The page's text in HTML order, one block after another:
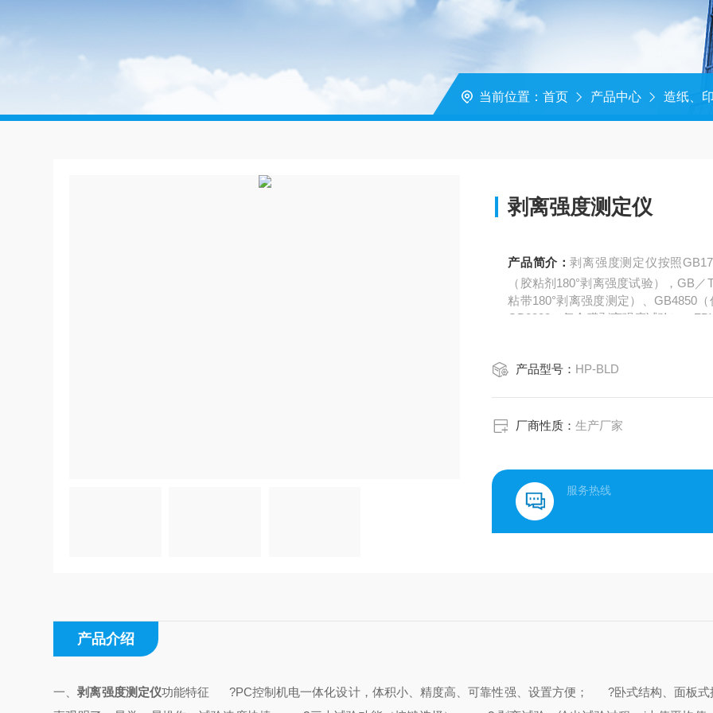
当前位置： 首页 产品中心 造纸、
剥离强度测定仪
产品简介：剥离强度测定仪按照
（胶粘剂180°剥离强度试验），GB
粘带180°剥离强度测定）、GB4850
GB8808（复合膜剥离强度试验）、
产品型号： HP-BLD
厂商性质：生产厂家
服务热线
产品介绍
一、剥离强度测定仪功能特征 ?PC控制机电一体化设计，体积小、精度高、可靠性强、设置方便；
?卧式结构、面板式